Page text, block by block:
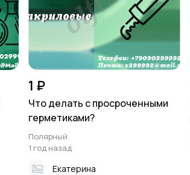
1 ₽
Что делать с просроченными
герметиками?
Полярный
1 год назад
Екатерина